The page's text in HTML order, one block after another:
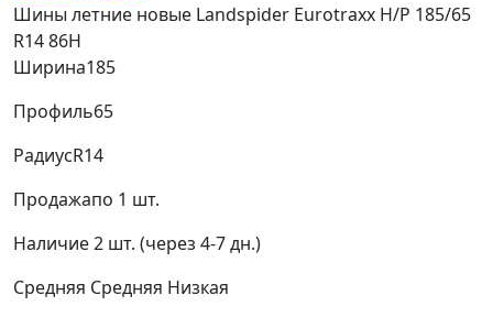
Шины летние новые Landspider Eurotraxx H/P 185/65
R14 86H
Ширина185
Профиль65
РадиусR14
Продажапо 1 шт.
Наличие2 шт. (через 4-7 дн.)
Средняя Средняя Низкая